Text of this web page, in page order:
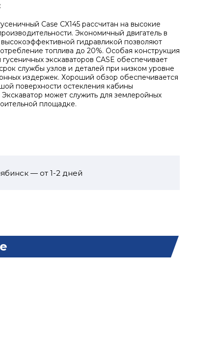
Case CX145 рассчитан на высокие
Экономичный двигатель в
гидравликой позволяют
топлива до 20%. Особая конструкция
экскаваторов CASE обеспечивает
службы узлов и деталей при низком уровне
издержек. Хороший обзор обеспечивается
поверхности остекления кабины
Экскаватор может служить для землеройных
площадке.
— от 1-2 дней